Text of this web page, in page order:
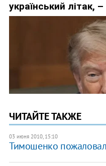
ЧИТАЙТЕ ТАКЖЕ
03 июня 2010, 15:10
Тимошенко